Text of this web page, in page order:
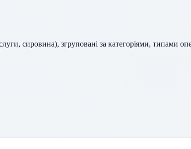
сировина), згруповані за категоріями, типами